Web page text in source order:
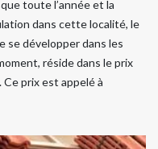
toute l’année et la
dans cette localité, le
se développer dans les
réside dans le prix
prix est appelé à